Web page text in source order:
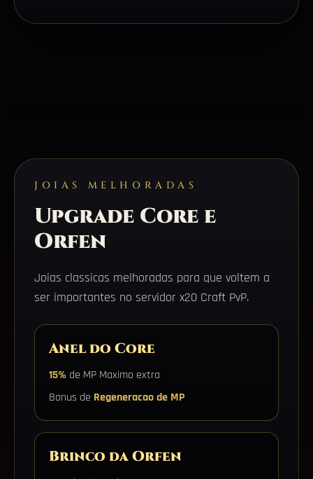
JOIAS MELHORADAS
Upgrade Core e
Orfen
Joias classicas melhoradas para que voltem a
ser importantes no servidor x20 Craft PvP.
Anel do Core
15% de MP Maximo extra
Bonus de Regeneracao de MP
Brinco da Orfen